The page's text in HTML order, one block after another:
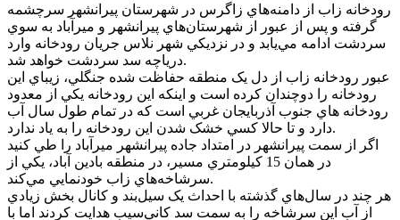
رودخانه زاب از دامنه‌هاي زاگرس در شهرستان پيرانشهر سرچشمه
گرفته و پس از عبور از شهرستان‌هاي پيرانشهر و ميرآباد به سوي
سردشت ادامه مي‌يابد و در نزديکي شهر نلاس جريان رودخانه وارد
درياچه سد سردشت خواهد شد.
عبور رودخانه زاب از دل يک منطقه حفاظت شده جنگلي، زيباي اين
رودخانه را دوچندان کرده است و اينکه اين رودخانه يکي از معدود
رودخانه هاي جنوب آذربايجان غربي است که در تمام طول سال آب
دارد و تا حالا کسي خشک شدن اين رودخانه را به ياد ندارد.
اگر از سمت پيرانشهر در امتداد جاده پيرانشهر ميرآباد را طي کنيد
در همان 15 کيلومتري مسير، در منطقه بادين آباد، يکي از
سرشاخه‌هاي زاب خودنمايي مي‌کند.
هر چند در سال‌هاي گذشته با احداث يک سيل‌بند و کانال بخش زيادي
از آب اين سرشاخه را به سمت سد کاني‌سيب هدايت کردند اما با